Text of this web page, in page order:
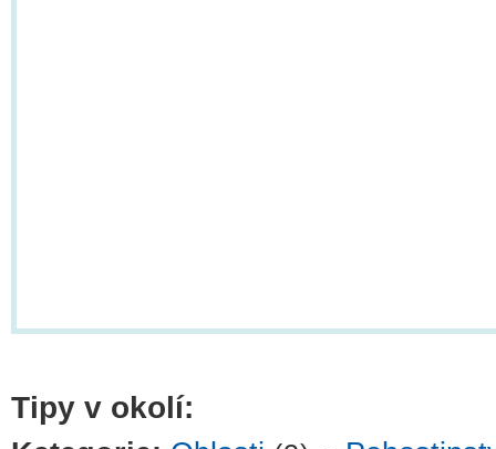
Tipy v okolí: